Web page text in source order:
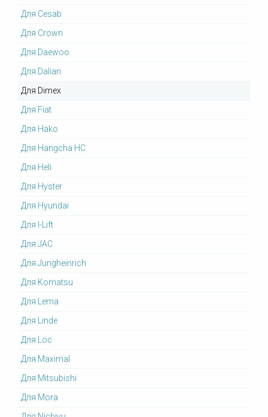
Для Cesab
Для Crown
Для Daewoo
Для Dalian
Для Dimex
Для Fiat
Для Hako
Для Hangcha HC
Для Heli
Для Hyster
Для Hyundai
Для I-Lift
Для JAC
Для Jungheinrich
Для Komatsu
Для Lema
Для Linde
Для Loc
Для Maximal
Для Mitsubishi
Для Mora